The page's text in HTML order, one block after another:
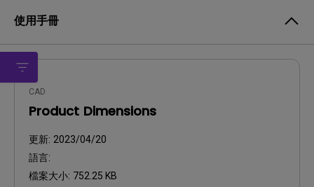
使用手冊
CAD
Product Dimensions
更新: 2023/04/20
語言:
檔案大小: 752.25 KB